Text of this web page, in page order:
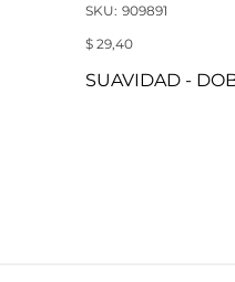
SKU: SKU
909891
Precio
$ 29,40
SUAVIDAD -